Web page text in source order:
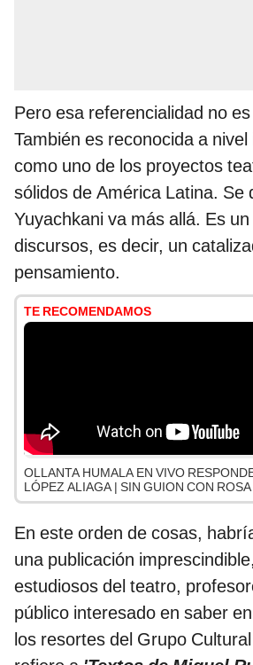
Pero esa referencialidad no
También es reconocida a
como uno de los proyectos
sólidos de América Latina. Se
Yuyachkani va más allá. Es
discursos, es decir, un
pensamiento.
TE RECOMENDAMOS
OLLANTA HUMALA EN VIVO
LÓPEZ ALIAGA | SIN GUION CON
En este orden de cosas,
una publicación
estudiosos del teatro,
público interesado en saber
los resortes del Grupo